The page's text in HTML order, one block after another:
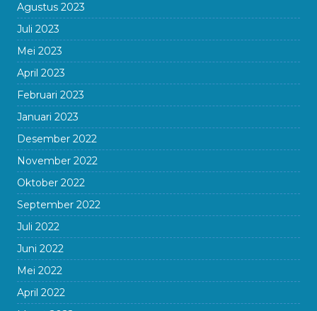
Agustus 2023
Juli 2023
Mei 2023
April 2023
Februari 2023
Januari 2023
Desember 2022
November 2022
Oktober 2022
September 2022
Juli 2022
Juni 2022
Mei 2022
April 2022